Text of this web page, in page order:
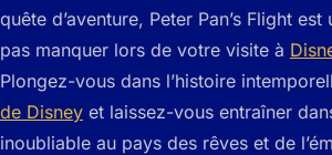
quête d’aventure, Peter Pan’s Flight
pas manquer lors de votre visite à
Plongez-vous dans l’histoire
de Disney et laissez-vous entraîner
inoubliable au pays des rêves et de